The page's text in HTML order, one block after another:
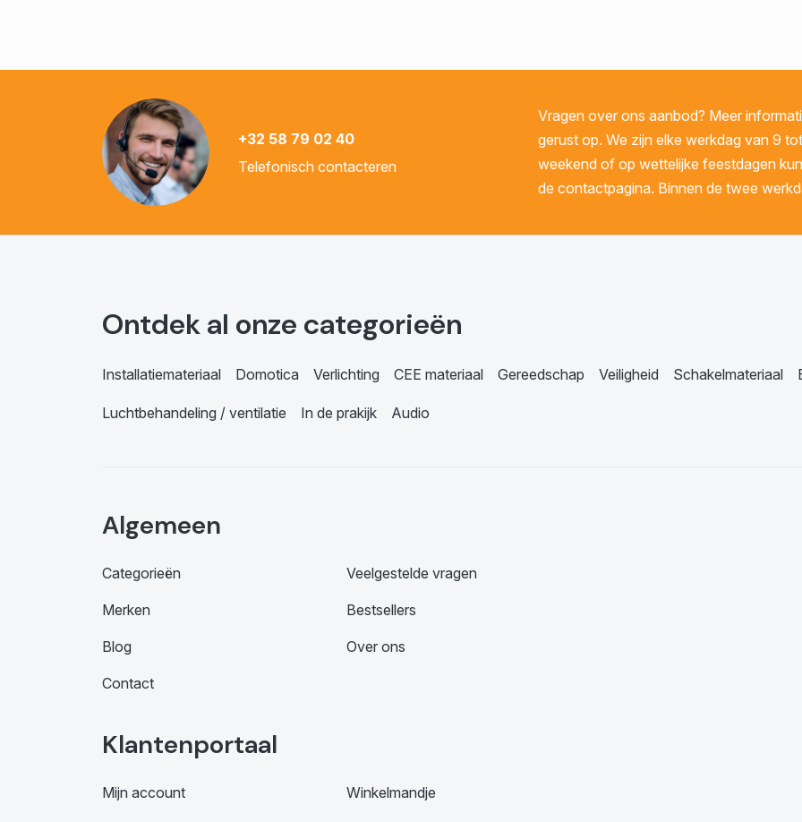
+32 58 79 02 40
Telefonisch contacteren
Vragen over ons aanbod? Meer
gerust op. We zijn elke werkdag van 9
weekend of op wettelijke feestdagen
de contactpagina. Binnen de twee
Ontdek al onze categorieën
Installatiemateriaal Domotica Verlichting CEE materiaal Gereedschap Veiligheid Schakelmateriaal
Luchtbehandeling / ventilatie In de prakijk Audio
Algemeen
Categorieën Veelgestelde vragen
Merken Bestsellers
Blog Over ons
Contact
Klantenportaal
Mijn account Winkelmandje